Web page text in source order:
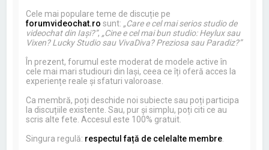
Cele mai populare teme de discuție pe
forumvideochat.ro sunt: „Care e cel mai serios studio de
videochat din Iași?”, „Cine e cel mai bun studio: Heylux sau
Vixen? Lucky Studio sau VivaDiva? Preziosa sau Paradiz?”
În prezent, forumul este moderat de modele active în
cele mai mari studiouri din Iași, ceea ce îți oferă acces la
experiențe reale și sfaturi valoroase.
Ca membră, poți deschide noi subiecte sau poți participa
la discuțiile existente. Sau, pur și simplu, poți citi ce au
scris alte fete. Accesul este 100% gratuit.
Singura regulă: respectul față de celelalte membre